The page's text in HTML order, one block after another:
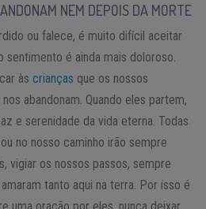
NEM DEPOIS DA MORTE
ou falece, é muito difícil aceitar
sentimento é ainda mais doloroso.
às crianças que os nossos
abandonam. Quando eles partem,
e serenidade da vida eterna. Todas
no nosso caminho irão sempre
vigiar os nossos passos, sempre
tanto aqui na terra. Por isso é
uma oração por eles, nunca deixar